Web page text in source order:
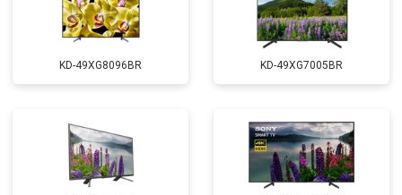
KD-49XG8096BR KD-49XG7005BR